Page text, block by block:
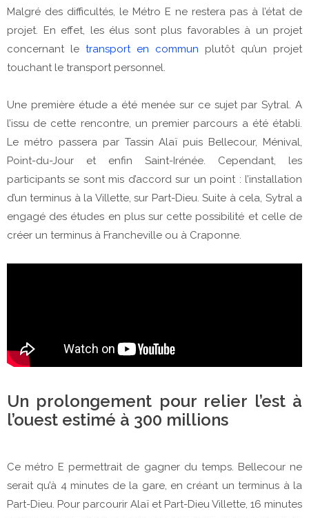
Malgré des difficultés, le Métro E ne restera pas à l’état de
projet. En effet, les élus sont plus favorables à un projet
concernant le transport en commun plutôt qu’un projet
touchant le transport personnel.
Une première étude a été menée sur ce sujet par Sytral. A
l’issu de cette rencontre, un premier parcours a été établi.
Le métro passera par Tassin Alaï puis Bellecour, Ménival,
Point-du-Jour et enfin Saint-Irénée. Cependant, les
participants se sont mis d’accord sur un point : l’installation
d’un terminus à la Villette, sur Part-Dieu. Suite à cela, Sytral a
engagé des études en plus sur cette possibilité et celle de
créer un terminus à Francheville ou à Craponne.
Un prolongement pour relier l’est à
l’ouest estimé à 300 millions
Ce métro E permettrait de gagner du temps. Bellecour ne
serait qu’à 4 minutes de la gare, en créant un terminus à la
Part-Dieu. Pour parcourir Alaï et Part-Dieu Villette, 16 minutes